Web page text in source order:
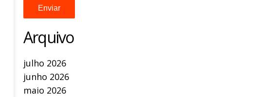
Arquivo
julho 2026
junho 2026
maio 2026